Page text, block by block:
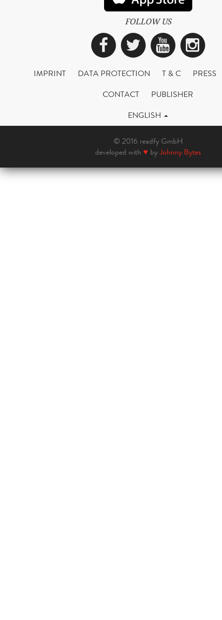
FOLLOW US
Facebook
Twitter
IMPRINT DATA PROTECTION T & C
PRESS
CONTACT
PUBLISHER
ENGLISH
© 2016 readfy GmbH
developed with ♥ byJohnny Bytes